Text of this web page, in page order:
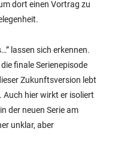
dort einen Vortrag zu
lassen sich erkennen.
finale Serienepisode
Zukunftsversion lebt
Auch hier wirkt er isoliert
der neuen Serie am
unklar, aber